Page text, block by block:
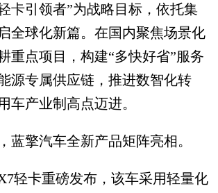
卡引领者”为战略目标，依托集
全球化新篇。在国内聚焦场景化
重点项目，构建“多快好省”服务
源专属供应链，推进数智化转
车产业制高点迈进。
擎汽车全新产品矩阵亮相。
卡重磅发布，该车采用轻量化